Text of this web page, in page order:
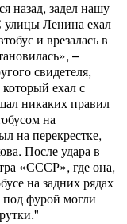
назад, задел нашу
улицы Ленина ехал
и врезалась в
–
свидетеля,
ехал с
никаких правил
на
на перекрестке,
После удара в
«СССР», где она,
на задних рядах
фурой могли